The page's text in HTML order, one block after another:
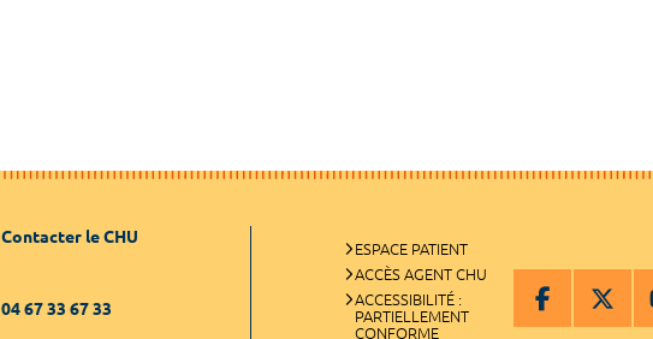
Contacter le CHU
04 67 33 67 33
ESPACE PATIENT
ACCÈS AGENT CHU
ACCESSIBILITÉ :
PARTIELLEMENT
CONFORME